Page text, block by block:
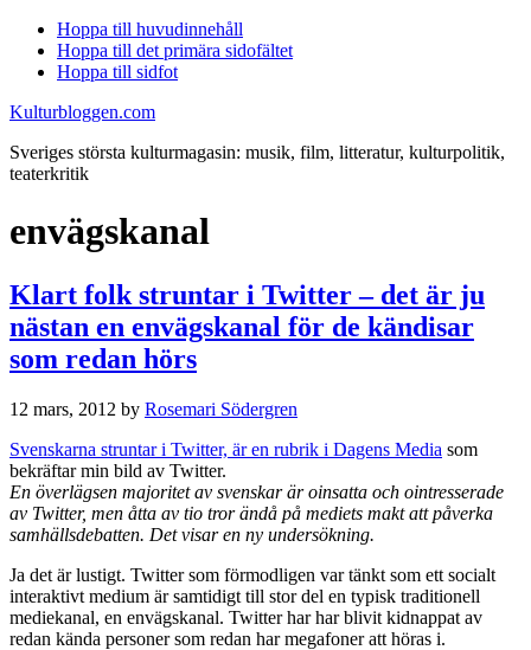
Hoppa till huvudinnehåll
Hoppa till det primära sidofältet
Hoppa till sidfot
Kulturbloggen.com
Sveriges största kulturmagasin: musik, film, litteratur, kulturpolitik,
teaterkritik
envägskanal
Klart folk struntar i Twitter – det är ju
nästan en envägskanal för de kändisar
som redan hörs
12 mars, 2012 by Rosemari Södergren
Svenskarna struntar i Twitter, är en rubrik i Dagens Media som
bekräftar min bild av Twitter.
En överlägsen majoritet av svenskar är oinsatta och ointresserade
av Twitter, men åtta av tio tror ändå på mediets makt att påverka
samhällsdebatten. Det visar en ny undersökning.
Ja det är lustigt. Twitter som förmodligen var tänkt som ett socialt
interaktivt medium är samtidigt till stor del en typisk traditionell
mediekanal, en envägskanal. Twitter har har blivit kidnappat av
redan kända personer som redan har megafoner att höras i.